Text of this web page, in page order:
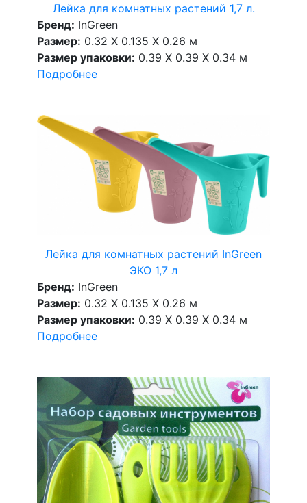
Лейка для комнатных растений 1,7 л.
Бренд: InGreen
Размер: 0.32 X 0.135 X 0.26 м
Размер упаковки: 0.39 X 0.39 X 0.34 м
Подробнее
Лейка для комнатных растений InGreen
ЭКО 1,7 л
Бренд: InGreen
Размер: 0.32 X 0.135 X 0.26 м
Размер упаковки: 0.39 X 0.39 X 0.34 м
Подробнее